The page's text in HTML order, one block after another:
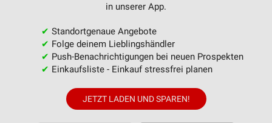
in unserer App.
✔ Standortgenaue Angebote
✔ Folge deinem Lieblingshändler
✔ Push-Benachrichtigungen bei neuen Prospekten
✔ Einkaufsliste - Einkauf stressfrei planen
JETZT LADEN UND SPAREN!